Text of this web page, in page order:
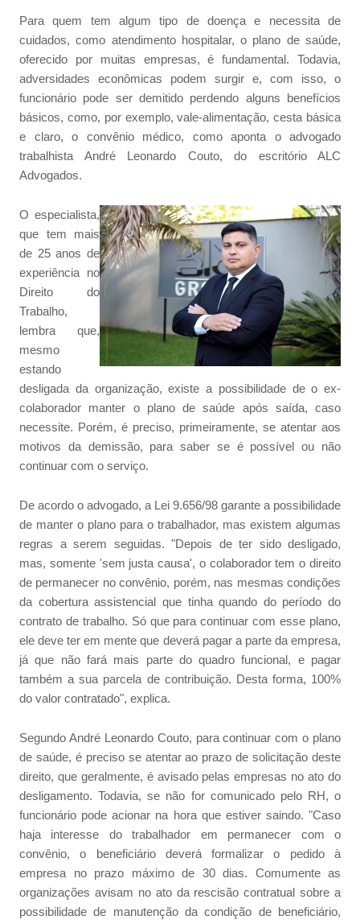
Para quem tem algum tipo de doença e necessita de
cuidados, como atendimento hospitalar, o plano de saúde,
oferecido por muitas empresas, é fundamental. Todavia,
adversidades econômicas podem surgir e, com isso, o
funcionário pode ser demitido perdendo alguns benefícios
básicos, como, por exemplo, vale-alimentação, cesta básica
e claro, o convênio médico, como aponta o advogado
trabalhista André Leonardo Couto, do escritório ALC
Advogados.
O especialista,
que tem mais
de 25 anos de
experiência no
Direito do
Trabalho,
lembra que,
mesmo
estando
desligada da organização, existe a possibilidade de o ex-
colaborador manter o plano de saúde após saída, caso
necessite. Porém, é preciso, primeiramente, se atentar aos
motivos da demissão, para saber se é possível ou não
continuar com o serviço.
De acordo o advogado, a Lei 9.656/98 garante a possibilidade
de manter o plano para o trabalhador, mas existem algumas
regras a serem seguidas. "Depois de ter sido desligado,
mas, somente 'sem justa causa', o colaborador tem o direito
de permanecer no convênio, porém, nas mesmas condições
da cobertura assistencial que tinha quando do período do
contrato de trabalho. Só que para continuar com esse plano,
ele deve ter em mente que deverá pagar a parte da empresa,
já que não fará mais parte do quadro funcional, e pagar
também a sua parcela de contribuição. Desta forma, 100%
do valor contratado", explica.
Segundo André Leonardo Couto, para continuar com o plano
de saúde, é preciso se atentar ao prazo de solicitação deste
direito, que geralmente, é avisado pelas empresas no ato do
desligamento. Todavia, se não for comunicado pelo RH, o
funcionário pode acionar na hora que estiver saindo. "Caso
haja interesse do trabalhador em permanecer com o
convênio, o beneficiário deverá formalizar o pedido à
empresa no prazo máximo de 30 dias. Comumente as
organizações avisam no ato da rescisão contratual sobre a
possibilidade de manutenção da condição de beneficiário,